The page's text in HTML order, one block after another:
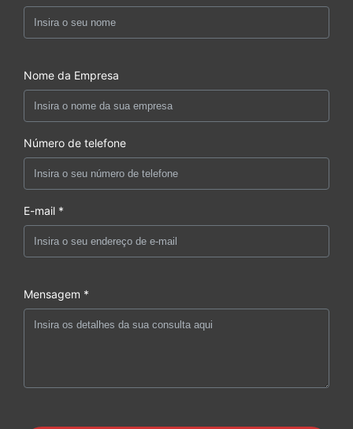
Nome da Empresa
Número de telefone
E-mail *
Mensagem *